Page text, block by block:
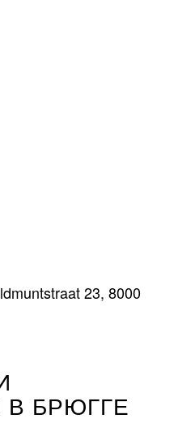
23, 8000
В БРЮГГЕ